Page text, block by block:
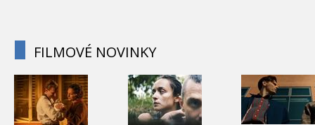
FILMOVÉ NOVINKY